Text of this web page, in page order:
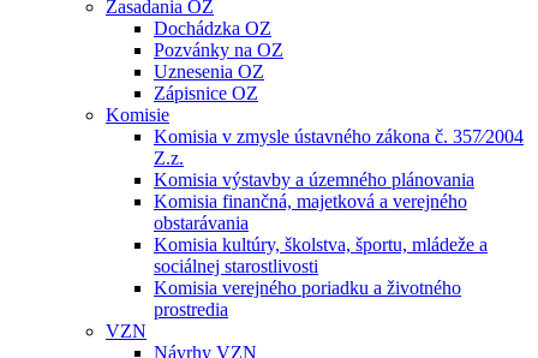
Zasadania OZ
Dochádzka OZ
Pozvánky na OZ
Uznesenia OZ
Zápisnice OZ
Komisie
Komisia v zmysle ústavného zákona č. 357⁄2004
Z.z.
Komisia výstavby a územného plánovania
Komisia finančná, majetková a verejného
obstarávania
Komisia kultúry, školstva, športu, mládeže a
sociálnej starostlivosti
Komisia verejného poriadku a životného
prostredia
VZN
Návrhy VZN